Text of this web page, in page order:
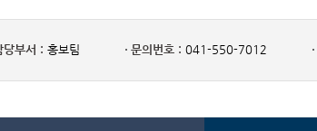
당부서 : 홍보팀 문의번호 : 041-550-7012